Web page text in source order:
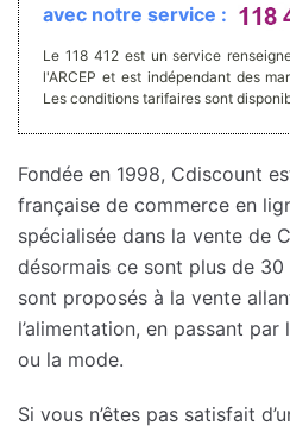
avec notre service :
Le 118 412 est un service
l'ARCEP et est indépendant des
Les conditions tarifaires sont
Fondée en 1998, Cdiscount
française de commerce en
spécialisée dans la vente de
désormais ce sont plus de
sont proposés à la vente
l’alimentation, en passant
ou la mode.
Si vous n’êtes pas satisfait